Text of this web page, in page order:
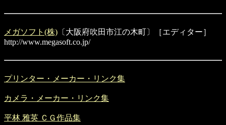
メガソフト(株) 〔大阪府吹田市江の木町〕［エディター］
http://www.megasoft.co.jp/
プリンター・メーカー・リンク集
カメラ・メーカー・リンク集
平林 雅英 ＣＧ作品集